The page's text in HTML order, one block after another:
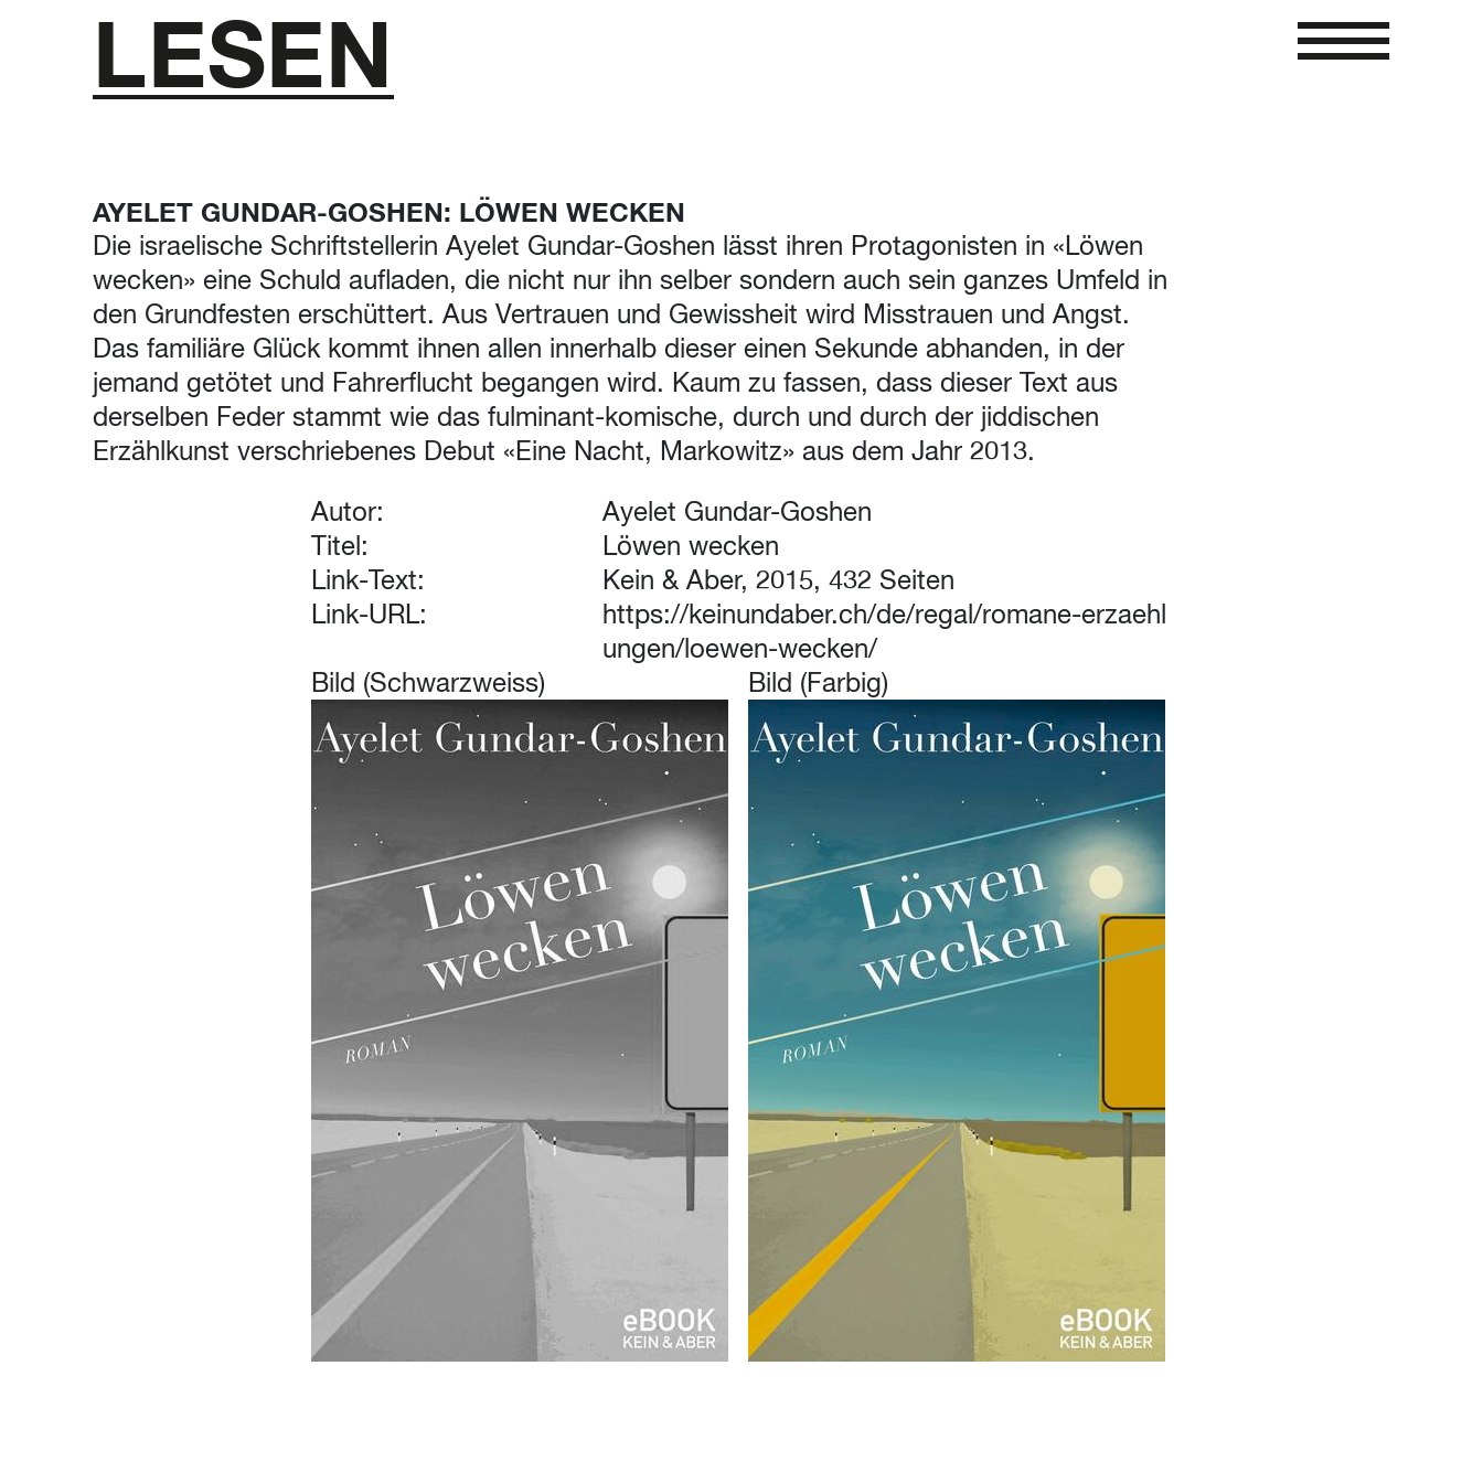
LESEN
AYELET GUNDAR-GOSHEN: LÖWEN WECKEN
Die israelische Schriftstellerin Ayelet Gundar-Goshen lässt ihren Protagonisten in «Löwen
wecken» eine Schuld aufladen, die nicht nur ihn selber sondern auch sein ganzes Umfeld in
den Grundfesten erschüttert. Aus Vertrauen und Gewissheit wird Misstrauen und Angst.
Das familiäre Glück kommt ihnen allen innerhalb dieser einen Sekunde abhanden, in der
jemand getötet und Fahrerflucht begangen wird. Kaum zu fassen, dass dieser Text aus
derselben Feder stammt wie das fulminant-komische, durch und durch der jiddischen
Erzählkunst verschriebenes Debut «Eine Nacht, Markowitz» aus dem Jahr 2013.
Autor:
Ayelet Gundar-Goshen
Titel:
Löwen wecken
Link-Text:
Kein & Aber, 2015, 432 Seiten
Link-URL:
https://keinundaber.ch/de/regal/romane-erzaehl
ungen/loewen-wecken/
Bild (Schwarzweiss)
Bild (Farbig)